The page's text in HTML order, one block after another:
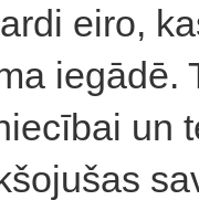
eiro,
iegādē.
un